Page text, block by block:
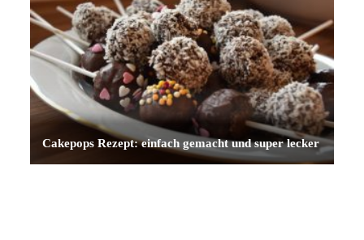
Cakepops Rezept: einfach gemacht und super lecker